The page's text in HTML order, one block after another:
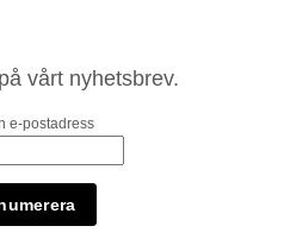
vårt nyhetsbrev.
e-postadress